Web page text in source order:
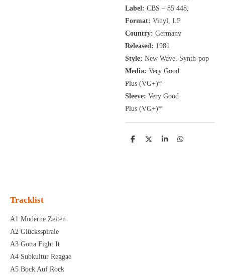
Label: CBS ‎– 85 448,
Format: Vinyl, LP
Country: Germany
Released: 1981
Style: New Wave, Synth-pop
Media: Very Good
Plus (VG+)*
Sleeve: Very Good
Plus (VG+)*
D
D
S
D
Tracklist
A1 Moderne Zeiten
A2 Glücksspirale
A3 Gotta Fight It
A4 Subkultur Reggae
A5 Bock Auf Rock